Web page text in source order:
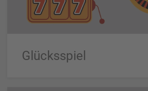
Glücksspiel